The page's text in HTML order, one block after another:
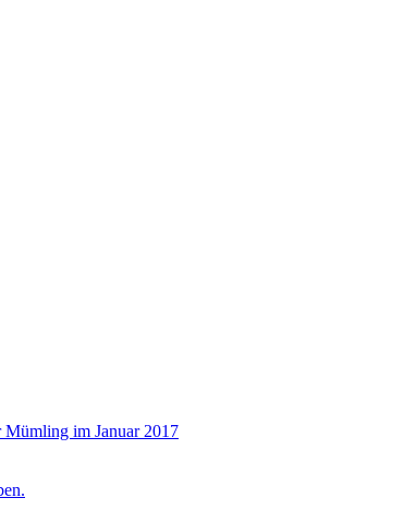
Mümling im Januar 2017